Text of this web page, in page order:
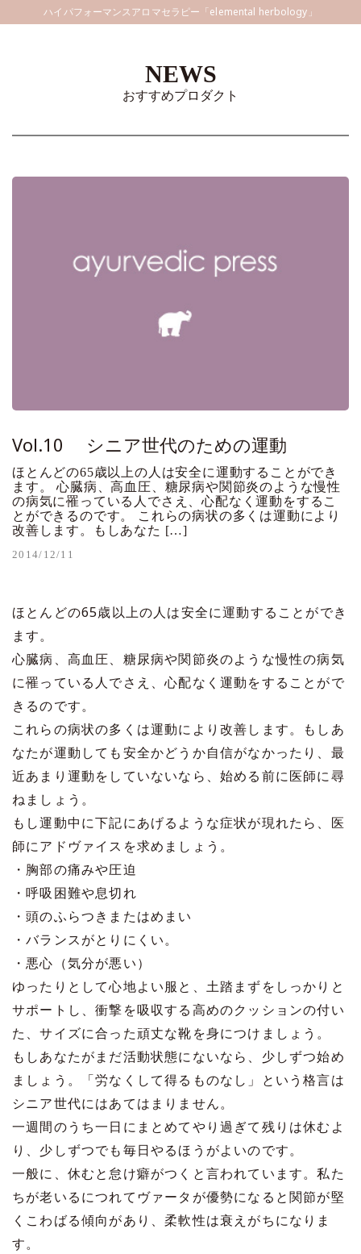
ハイパフォーマンスアロマセラピー「elemental herbology」
NEWS
おすすめプロダクト
Vol.10 シニア世代のための運動
ほとんどの65歳以上の人は安全に運動することができ
ます。 心臓病、高血圧、糖尿病や関節炎のような慢性
の病気に罹っている人でさえ、心配なく運動をするこ
とができるのです。 これらの病状の多くは運動により
改善します。もしあなた […]
2014/12/11
ほとんどの65歳以上の人は安全に運動することができ
ます。
心臓病、高血圧、糖尿病や関節炎のような慢性の病気
に罹っている人でさえ、心配なく運動をすることがで
きるのです。
これらの病状の多くは運動により改善します。もしあ
なたが運動しても安全かどうか自信がなかったり、最
近あまり運動をしていないなら、始める前に医師に尋
ねましょう。
もし運動中に下記にあげるような症状が現れたら、医
師にアドヴァイスを求めましょう。
・胸部の痛みや圧迫
・呼吸困難や息切れ
・頭のふらつきまたはめまい
・バランスがとりにくい。
・悪心（気分が悪い）
ゆったりとして心地よい服と、土踏まずをしっかりと
サポートし、衝撃を吸収する高めのクッションの付い
た、サイズに合った頑丈な靴を身につけましょう。
もしあなたがまだ活動状態にないなら、少しずつ始め
ましょう。「労なくして得るものなし」という格言は
シニア世代にはあてはまりません。
一週間のうち一日にまとめてやり過ぎて残りは休むよ
り、少しずつでも毎日やるほうがよいのです。
一般に、休むと怠け癖がつくと言われています。私た
ちが老いるにつれてヴァータが優勢になると関節が堅
くこわばる傾向があり、柔軟性は衰えがちになりま
す。